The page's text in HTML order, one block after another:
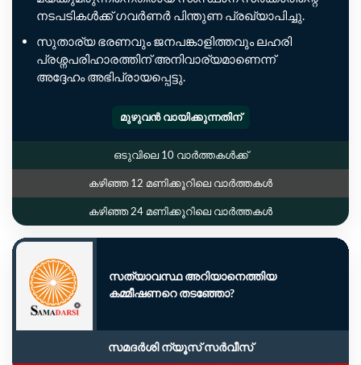
നടപടികൾക്ക് ഗവർണർ പിന്തുണ പ്രഖ്യാപിച്ചു.
സുതാര്യ ഭരണവും ജനപങ്കാളിത്തവും ലഹരി
പ്രശ്നപരിഹാരത്തിന് അനിവാര്യമാണെന്ന്
അദ്ദേഹം അഭിപ്രായപ്പെട്ടു.
മുഴുവൻ വായിക്കുന്നതിന്
ഒടുവിലെ 10 വാർത്തകൾക്ക്
കഴിഞ്ഞ 12 മണിക്കൂറിലെ വാർത്തകൾ
കഴിഞ്ഞ 24 മണിക്കൂറിലെ വാർത്തകൾ
സത്യാവസ്ഥ അറിയാനെത്തിയ
കമ്മീഷണറെ തടഞ്ഞോ?
സമദർശി ന്യൂസ് സർവീസ്